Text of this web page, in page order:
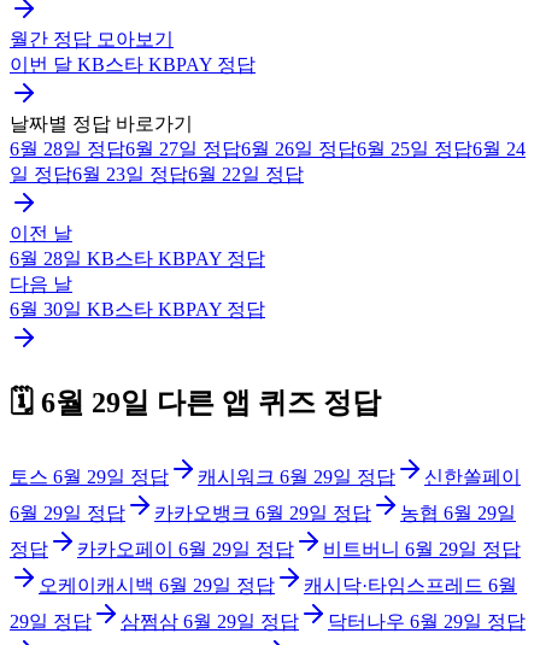
월간 정답 모아보기
이번 달 KB스타 KBPAY 정답
날짜별 정답 바로가기
6월 28일 정답6월 27일 정답6월 26일 정답6월 25일 정답6월 24
일 정답6월 23일 정답6월 22일 정답
이전 날
6월 28일 KB스타 KBPAY 정답
다음 날
6월 30일 KB스타 KBPAY 정답
🗓️ 6월 29일 다른 앱 퀴즈 정답
토스 6월 29일 정답 캐시워크 6월 29일 정답
신한쏠페이
6월 29일 정답 카카오뱅크 6월 29일 정답 농협 6월 29일
정답
카카오페이 6월 29일 정답 비트버니 6월 29일 정답
오케이캐시백 6월 29일 정답 캐시닥·타임스프레드 6월
29일 정답 삼쩜삼 6월 29일 정답 닥터나우 6월 29일 정답